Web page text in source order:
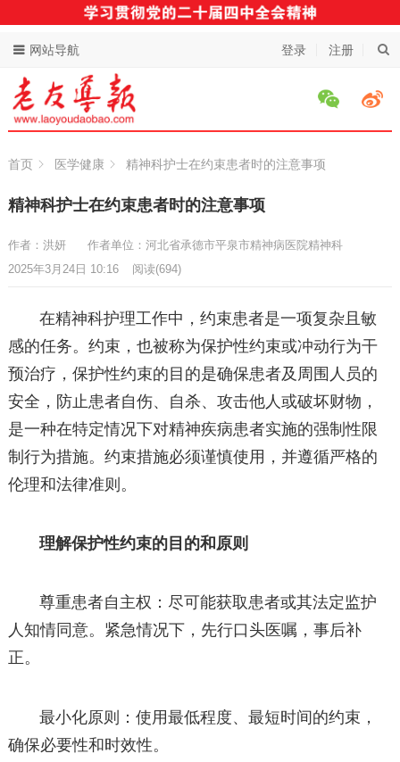
登录 注册
网站导航
首页 医学健康 精神科护士在约束患者时的注意事项
精神科护士在约束患者时的注意事项
作者：洪妍
作者单位：河北省承德市平泉市精神病医院精神科
2025年3月24日 10:16
阅读(694)
在精神科护理工作中，约束患者是一项复杂且敏
感的任务。约束，也被称为保护性约束或冲动行为干
预治疗，保护性约束的目的是确保患者及周围人员的
安全，防止患者自伤、自杀、攻击他人或破坏财物，
是一种在特定情况下对精神疾病患者实施的强制性限
制行为措施。约束措施必须谨慎使用，并遵循严格的
伦理和法律准则。
理解保护性约束的目的和原则
尊重患者自主权：尽可能获取患者或其法定监护
人知情同意。紧急情况下，先行口头医嘱，事后补
正。
最小化原则：使用最低程度、最短时间的约束，
确保必要性和时效性。